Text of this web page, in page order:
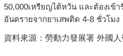
50,000เหรียญไต้หวัน และต้องเข้
อันตรายจากยาเสพติด 4-8 ชั่วโมง
資料來源：勞動力發展署 外國